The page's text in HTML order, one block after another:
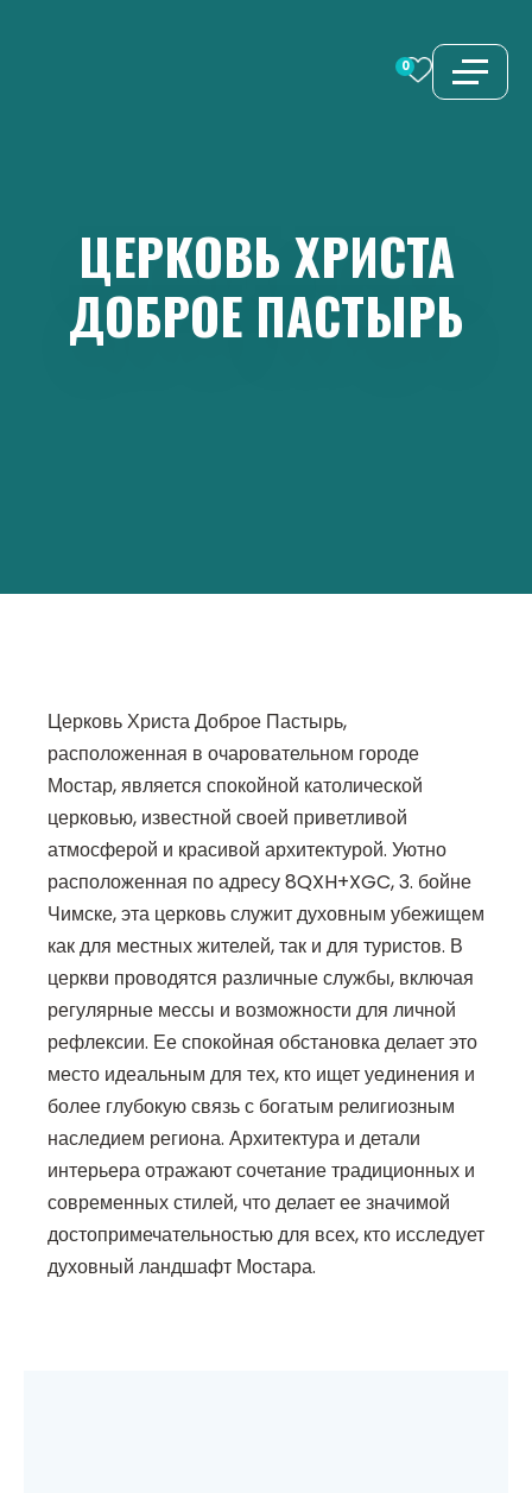
0
ЦЕРКОВЬ ХРИСТА
ДОБРОЕ ПАСТЫРЬ
Церковь Христа Доброе Пастырь,
расположенная в очаровательном городе
Мостар, является спокойной католической
церковью, известной своей приветливой
атмосферой и красивой архитектурой. Уютно
расположенная по адресу 8QXH+XGC, 3. бойне
Чимске, эта церковь служит духовным убежищем
как для местных жителей, так и для туристов. В
церкви проводятся различные службы, включая
регулярные мессы и возможности для личной
рефлексии. Ее спокойная обстановка делает это
место идеальным для тех, кто ищет уединения и
более глубокую связь с богатым религиозным
наследием региона. Архитектура и детали
интерьера отражают сочетание традиционных и
современных стилей, что делает ее значимой
достопримечательностью для всех, кто исследует
духовный ландшафт Мостара.